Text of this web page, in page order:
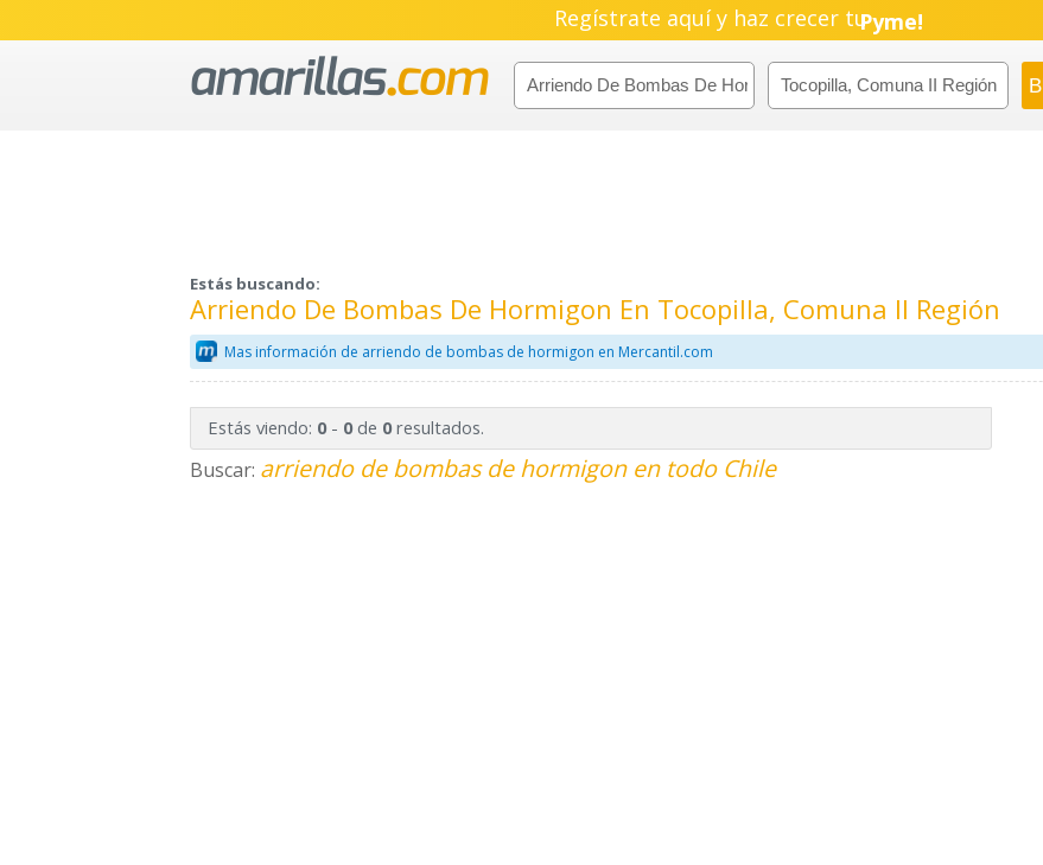
Regístrate aquí y haz crecer tuNegocio!
Pyme!
Emprendimiento!
Estás buscando:
Arriendo De Bombas De Hormigon En Tocopilla, Comuna II Región
Mas información de arriendo de bombas de hormigon en Mercantil.com
Estás viendo: 0- 0de 0resultados.
Buscar: arriendo de bombas de hormigon en todo Chile